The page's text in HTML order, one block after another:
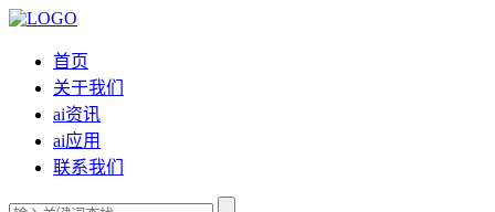
首页
关于我们
ai资讯
ai应用
联系我们